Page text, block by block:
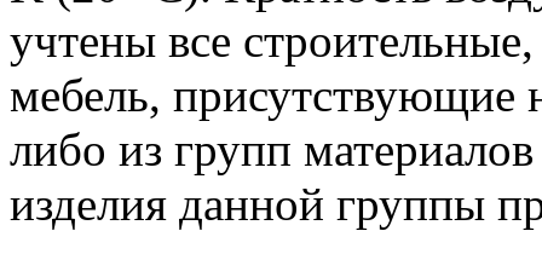
учтены все
мебель, присутствующие
либо из групп
изделия данной группы